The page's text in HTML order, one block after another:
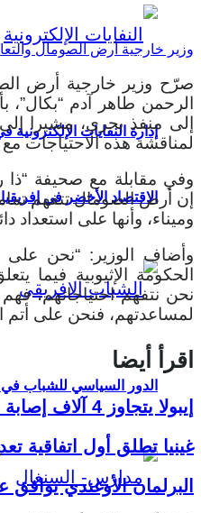
إدارة النفايات
الاقتصاد الأخضر في إفريقيا
الدور السياسي للشباب في
وزير خارجية أرض الصومال
صرّح وزير خارجية أرض
الرحمن طاهر آدم “بكال”،
إلى منفذ بحري، مشيرا
لمناقشة هذه الاحتياجات مع
وفي مقابلة مع صحيفة “ذا
إن أرض الصومال تتفهم
وميناء، وأنها على استعداد
وأضاف الوزير: “نحن على
الحكومة الإثيوبية فيما
نحن نتفهم احتياجاتهم،
لمساعدتهم، فنحن على أتم
اقرأ أيضا
إيبولا يتجاوز 4 آلاف إصابة في الكونغو الديمقراطية
غينيا تطلق أول اتفاقية
البرلمان الأوغندي